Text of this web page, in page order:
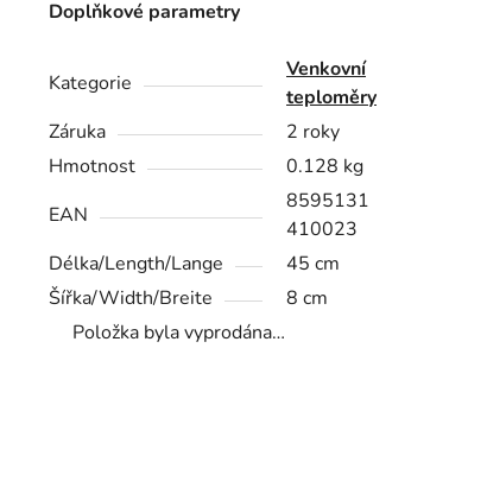
Doplňkové parametry
Kategorie
Venkovní
teploměry
Záruka
2 roky
Hmotnost
0.128 kg
EAN
8595131
410023
Délka/Length/Lange
45 cm
Šířka/Width/Breite
8 cm
Položka byla vyprodána…